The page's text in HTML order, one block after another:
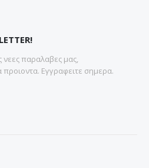
νεες παραλαβες μας,
Εγγραφειτε σημερα.